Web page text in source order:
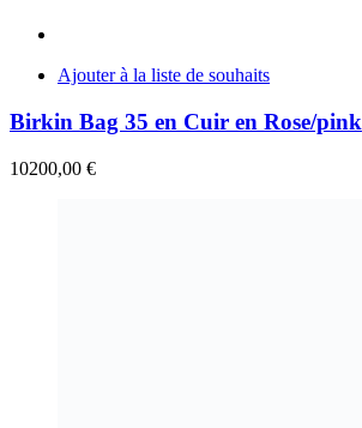
Ajouter à la liste de souhaits
Birkin Bag 35 en Cuir en Rose/pink
10200,00 €